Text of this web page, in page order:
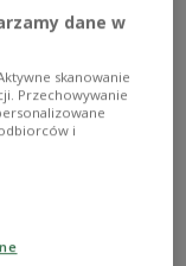
sukces
2022.
dane w
skanowanie
Przechowywanie
i